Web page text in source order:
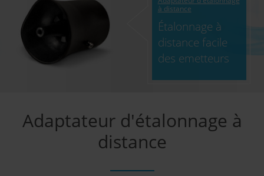
à distance
Étalonnage à
distance facile
des emetteurs
Adaptateur d'étalonnage à
distance